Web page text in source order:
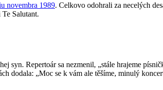
novembra 1989. Celkovo odohrali za necelých
Salutant.
Repertoár sa nezmenil, „stále hrajeme
„Moc se k vám ale těšíme, minulý